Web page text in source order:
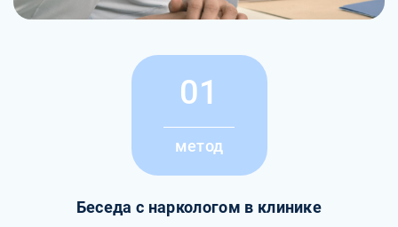
01
метод
Беседа с наркологом в клинике